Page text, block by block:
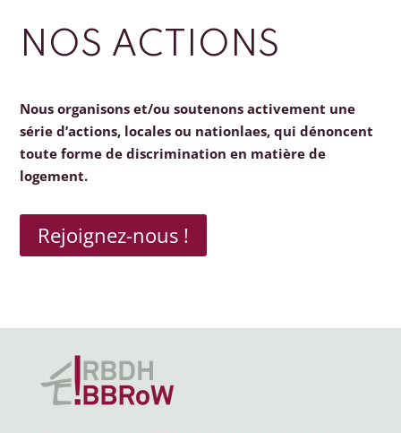
NOS ACTIONS
Nous organisons et/ou soutenons activement une
série d’actions, locales ou nationlaes, qui dénoncent
toute forme de discrimination en matière de
logement.
Rejoignez-nous !